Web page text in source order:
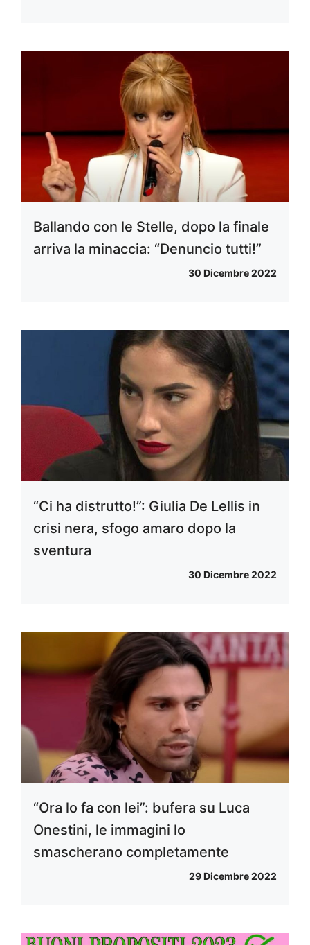
Ballando con le Stelle, dopo la finale
arriva la minaccia: “Denuncio tutti!”
30 Dicembre 2022
“Ci ha distrutto!”: Giulia De Lellis in
crisi nera, sfogo amaro dopo la
sventura
30 Dicembre 2022
“Ora lo fa con lei”: bufera su Luca
Onestini, le immagini lo
smascherano completamente
29 Dicembre 2022